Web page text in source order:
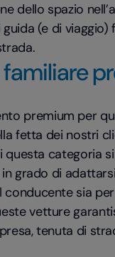
dello spazio
(e di
premium per
fetta dei nostri
categoria
grado di
sia
vetture
tenuta di